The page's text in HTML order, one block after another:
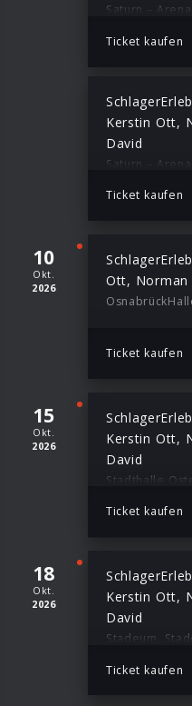
Saturn –
Ticket kaufen
Kerstin Ott,
David
Saturn –
Ticket kaufen
10
Okt.
2026
Ott, Norman
Ticket kaufen
15
Okt.
2026
Kerstin Ott,
David
Ticket kaufen
18
Okt.
2026
Kerstin Ott,
David
Stadeum,
Ticket kaufen